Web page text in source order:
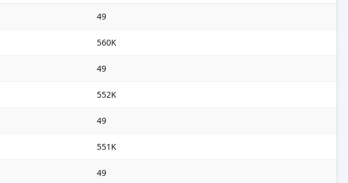
49
560K
49
552K
49
551K
49